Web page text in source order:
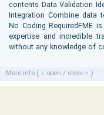
contents Data Validation
Integration Combine data
No Coding RequiredFME
expertise and incredible
without any knowledge of
More info ( ↓ open / close ↑ )